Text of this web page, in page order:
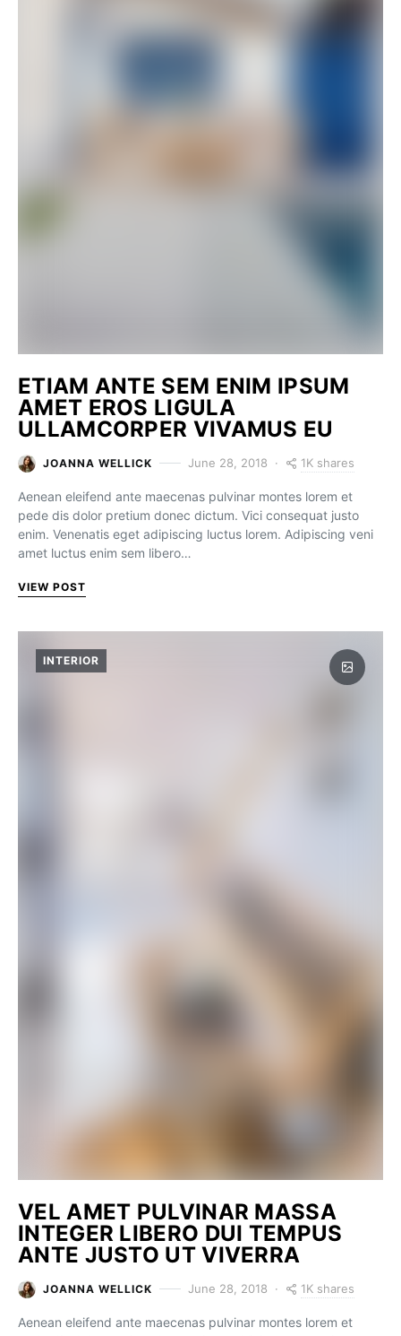
ETIAM ANTE SEM ENIM IPSUM
AMET EROS LIGULA
ULLAMCORPER VIVAMUS EU
JOANNA WELLICK June 28, 2018 1K shares
Aenean eleifend ante maecenas pulvinar montes lorem et
pede dis dolor pretium donec dictum. Vici consequat justo
enim. Venenatis eget adipiscing luctus lorem. Adipiscing veni
amet luctus enim sem libero…
VIEW POST
INTERIOR
VEL AMET PULVINAR MASSA
INTEGER LIBERO DUI TEMPUS
ANTE JUSTO UT VIVERRA
JOANNA WELLICK June 28, 2018 1K shares
Aenean eleifend ante maecenas pulvinar montes lorem et